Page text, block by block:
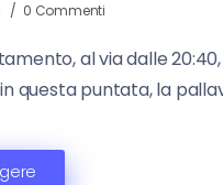
0 Commenti
al via dalle
questa puntata, la